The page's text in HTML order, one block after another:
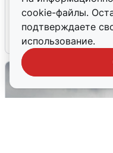
cookie-файлы.
подтверждаете
использование.
вернут воду
8 августа 0